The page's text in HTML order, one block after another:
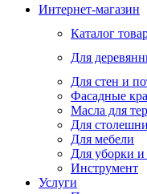
Интернет-магазин
Каталог
Для
Для стен и
Фасадные
Масла для
Для
Для мебели
Для уборки и
Инструмент
Услуги